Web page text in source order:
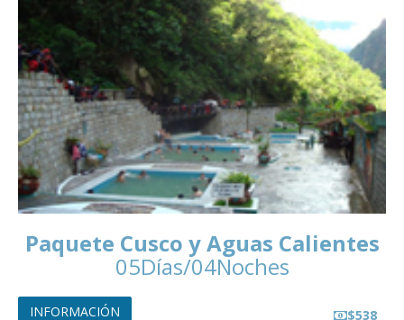
Paquete Cusco y Aguas Calientes
05Días/04Noches
$538
INFORMACIÓN